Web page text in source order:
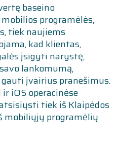
baseino
programėlės,
tiek naujiems
kad klientas,
įsigyti narystę,
lankomumą,
įvairius pranešimus.
iOS operacinėse
tiek iš Klaipėdos
mobiliųjų programėlių